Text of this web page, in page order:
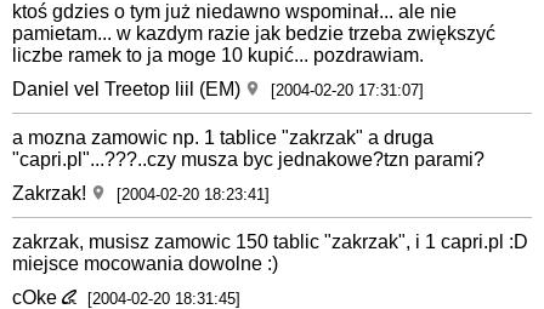
ktoś gdzies o tym już niedawno wspominał... ale nie
pamietam... w kazdym razie jak bedzie trzeba zwiększyć
liczbe ramek to ja moge 10 kupić... pozdrawiam.
Daniel vel Treetop liil (EM)
[2004-02-20 17:31:07]
a mozna zamowic np. 1 tablice "zakrzak" a druga
"capri.pl"...???..czy musza byc jednakowe?tzn parami?
Zakrzak!
[2004-02-20 18:23:41]
zakrzak, musisz zamowic 150 tablic "zakrzak", i 1 capri.pl :D
miejsce mocowania dowolne :)
cOke
[2004-02-20 18:31:45]